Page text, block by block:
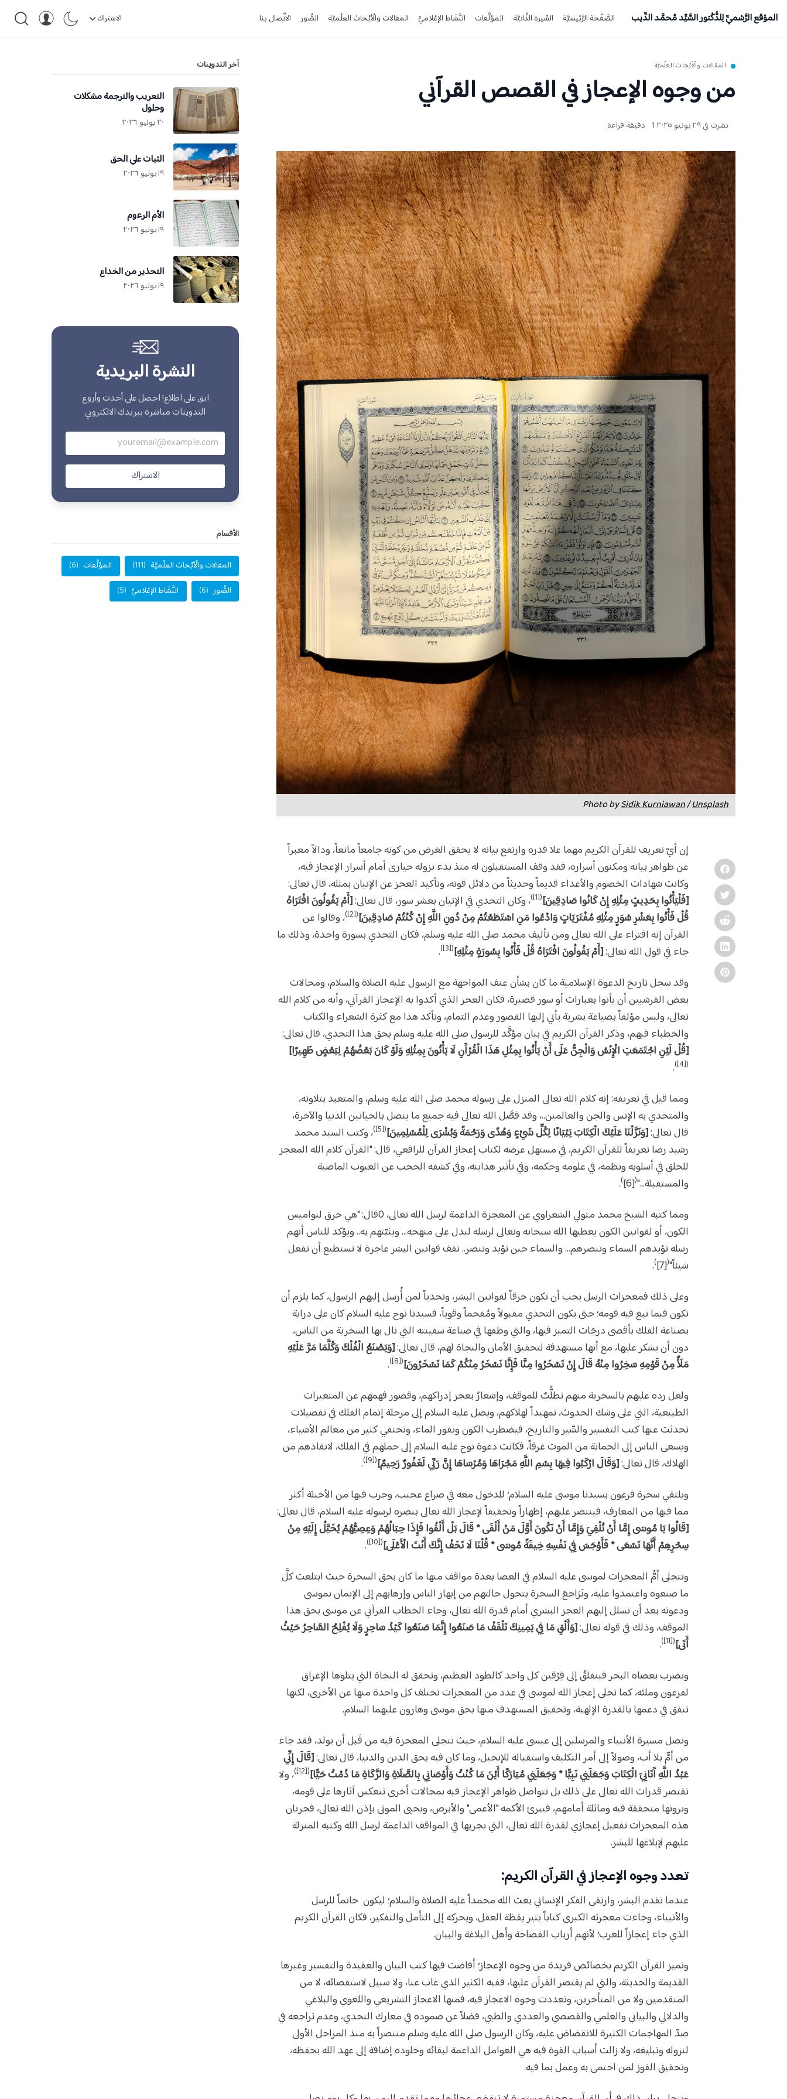
الموْقع الرَّسْميِّ لِلدُّكْتور السَّيِّد مُحمَّد الدِّيب الصَّفْحة الرَّئيسيَّة السِّيرة الذَّاتيَّة المؤلَّفات النَّشَاط الإعْلاميِّ المقالات والْأبْحاث العلْميَّة الصُّور الاتِّصال بنا الاشتراك
المقالات والْأبْحاث العلْميَّة
من وجوه الإعجاز في القصص القرآني
نشرت في ٢٩ يونيو ٢٠٢٥ 1 دقيقة قراءة
Photo bySidik Kurniawan/Unsplash
إن أيّ تعريف للقرآن الكريم مهما علا قدره وارتفع بيانه لا يحقق الغرض من كونه جامعاً مانعاً، ودالاً معبراً
عن ظواهر بيانه ومكنون أسراره، فقد وقف المستقبلون له منذ بدء نزوله حيارى أمام أسرار الإعجاز فيه،
وكانت شهادات الخصوم والأعداء قديماً وحديثاً من دلائل قوته، وتأكيد العجز عن الإتيان بمثله، قال تعالى:
[فَلْيَأْتُوا بِحَدِيثٍ مِثْلِهِ إِنْ كَانُوا صَادِقِينَ]([1]) ، وكان التحدي في الإتيان بعشر سور، قال تعالى:[أَمْ يَقُولُونَ افْتَرَاهُ
قُلْ فَأْتُوا بِعَشْرِ سُوَرٍ مِثْلِهِ مُفْتَرَيَاتٍ وَادْعُوا مَنِ اسْتَطَعْتُمْ مِنْ دُونِ اللَّهِ إِنْ كُنْتُمْ صَادِقِينَ]([2])
، وقالوا عن
القرآن إنه افتراء على الله تعالى ومن تأليف محمد صلى الله عليه وسلم، فكان التحدي بسورة واحدة، وذلك ما
جاء في قول الله تعالى:[أَمْ يَقُولُونَ افْتَرَاهُ قُلْ فَأْتُوا بِسُورَةٍ مِثْلِهِ]([3])
.
وقد سجل تاريخ الدعوة الإسلامية ما كان بشأن عنف المواحهة مع الرسول عليه الصلاة والسلام، ومحالات
بعض القرشيين أن يأتوا بعبارات أو سور قصيرة، فكان العجز الذي أكدوا به الإعجاز القرآني، وأنه من كلام الله
تعالى، وليس مؤلفاً بصياغة بشرية يأتي إليها القصور وعدم التمام، وتأكد هذا مع كثرة الشعراء والكتاب
والخطباء فيهم، وذكر القرآن الكريم في بيان مؤكَّد للرسول صلى الله عليه وسلم بحق هذا التحدي، قال تعالى:
[قُلْ لَئِنِ اجْتَمَعَتِ الْإِنْسُ وَالْجِنُّ عَلَى أَنْ يَأْتُوا بِمِثْلِ هَذَا الْقُرْآَنِ لَا يَأْتُونَ بِمِثْلِهِ وَلَوْ كَانَ بَعْضُهُمْ لِبَعْضٍ ظَهِيرًا]
([4])
.
ومما قيل في تعريفه: إنه كلام الله تعالى المنزل على رسوله محمد صلى الله عليه وسلم، والمتعبد بتلاوته،
والمتحدي به الإنس والجن والعالمين..، وقد فصَّل الله تعالى فيه جميع ما يتصل بالحياتين الدنيا والآخرة،
قال تعالى:[وَنَزَّلْنَا عَلَيْكَ الْكِتَابَ تِبْيَانًا لِكُلِّ شَيْءٍ وَهُدًى وَرَحْمَةً وَبُشْرَى لِلْمُسْلِمِينَ]([5])
، وكتب السيد محمد
رشيد رضا تعريفاً للقرآن الكريم، في مستهل عرضه لكتاب إعجاز القرآن للرافعي، قال: "القرآن كلام الله المعجز
للخلق في أسلوبه ونظمه، في علومه وحكمه، وفي تأثير هدايته، وفي كشفه الحجب عن الغيوب الماضية
والمستقبلة..."(
[6]
)
.
ومما كتبه الشيخ محمد متولي الشعراوي عن المعجزة الداعمة لرسل الله تعالى، 0قال: "هي خرق لنواميس
الكون، أو لقوانين الكون يعطيها الله سبحانه وتعالى لرسله ليدل على منهجه... ويثبّتهم به.. ويؤكد للناس أنهم
رسله تؤيدهم السماء وتنصرهم... والسماء حين تؤيد وتنصر.. تقف قوانين البشر عاجزة لا تستطيع أن تفعل
شيئاً"(
[7]
)
.
وعلى ذلك فمعجزات الرسل يجب أن تكون خرقاً لقوانين البشر، وتحدياً لمن أُرسل إليهم الرسول، كما يلزم أن
تكون فيما نبغ فيه قومه؛ حتى يكون التحدي مقبولاً ومُفحماً وقوياً، فسيدنا نوح عليه السلام كان على دراية
بصناعة الفلك بأقصى درجَات التميز فيها، والتي وظفها في صناعة سفينته التي نال بها السخرية من الناس،
دون أن يشكر عليها، مع أنها مستهدفة لتحقيق الأمان والنجاة لهم، قال تعالى:[وَيَصْنَعُ الْفُلْكَ وَكُلَّمَا مَرَّ عَلَيْهِ
مَلَأٌ مِنْ قَوْمِهِ سَخِرُوا مِنْهُ قَالَ إِنْ تَسْخَرُوا مِنَّا فَإِنَّا نَسْخَرُ مِنْكُمْ كَمَا تَسْخَرُونَ]([8])
.
ولعل رده عليهم بالسخرية منهم تطلُّبٌ للموقف، وإشعارٌ بعجز إدراكهم، وقصور فهمهم عن المتغيرات
الطبيعية، التي على وشك الحدوث، تمهيداً لهلاكهم، ويصل عليه السلام إلى مرحلة إتمام الفلك في تفصيلات
تحدثت عنها كتب التفسير والسِّير والتاريخ، فيضطرب الكون ويفور الماء، وتختفي كثير من معالم الأشياء،
ويسعى الناس إلى الحماية من الموت غرقاً، فكانت دعوة نوح عليه السلام إلى حملهم في الفلك، لانقاذهم من
الهلاك، قال تعالى:[وَقَالَ ارْكَبُوا فِيهَا بِسْمِ اللَّهِ مَجْرَاهَا وَمُرْسَاهَا إِنَّ رَبِّي لَغَفُورٌ رَحِيمٌ]([9])
.
ويلتقي سحرة فرعون بسيدنا موسى عليه السلام؛ للدخول معه في صراع عجيب، وحرب فيها من الأخيلة أكثر
مما فيها من المعارف، فينتصر عليهم، إظهاراً وتحقيقاً لإعجاز الله تعالى بنصره لرسوله عليه السلام، قال تعالى:
[قَالُوا يَا مُوسَى إِمَّا أَنْ تُلْقِيَ وَإِمَّا أَنْ نَكُونَ أَوَّلَ مَنْ أَلْقَى * قَالَ بَلْ أَلْقُوا فَإِذَا حِبَالُهُمْ وَعِصِيُّهُمْ يُخَيَّلُ إِلَيْهِ مِنْ
سِحْرِهِمْ أَنَّهَا تَسْعَى * فَأَوْجَسَ فِي نَفْسِهِ خِيفَةً مُوسَى * قُلْنَا لَا تَخَفْ إِنَّكَ أَنْتَ الْأَعْلَى]([10])
.
وتتجلى أمُّ المعجزات لموسى عليه السلام في العصا بعدة مواقف منها ما كان بحق السحرة حيث ابتلعت كلَّ
ما صنعوه واعتمدوا عليه، وتَرَاجعَ السحرة بتحول حالتهم من إبهار الناس وإرهابهم إلى الإيمان بموسى
ودعوته بعد أن تسلل إليهم العجز البشري أمام قدرة الله تعالى، وجاء الخطاب القرآني عن موسى بحق هذا
الموقف، وذلك في قوله تعالى:[وَأَلْقِ مَا فِي يَمِينِكَ تَلْقَفْ مَا صَنَعُوا إِنَّمَا صَنَعُوا كَيْدُ سَاحِرٍ وَلَا يُفْلِحُ السَّاحِرُ حَيْثُ
أَتَى]([11])
.
ويضرب بعصاه البحر فينفلقُ إلى فِرْقين كل واحد كالطود العظيم، وتحقق له النجاة التي يتلوها الإغراق
لفرعون وملئه، كما تجلى إعجاز الله لموسى في عدد من المعجزات تختلف كل واحدة منها عن الأخرى، لكنها
تتفق في دعمها بالقدرة الإلهية، وتحقيق المستهدف منها بحق موسى وهارون عليهما السلام.
وتصل مسيرة الأنبياء والمرسلين إلى عيسى عليه السلام، حيث تتجلى المعجزة فيه من قَبل أن يولد، فقد جاء
من أمٍّ بلا أب، وصولاً إلى أمر التكليف واستقباله للإنجيل، وما كان فيه بحق الدين والدنيا، قال تعالى:[قَالَ إِنِّي
عَبْدُ اللَّهِ آَتَانِيَ الْكِتَابَ وَجَعَلَنِي نَبِيًّا * وَجَعَلَنِي مُبَارَكًا أَيْنَ مَا كُنْتُ ‎وَأَوْصَانِي بِالصَّلَاةِ وَالزَّكَاةِ مَا دُمْتُ حَيًّا]
([12])
، ولا
تقتصر قدرات الله تعالى على ذلك بل تتواصل ظواهر الإعجاز فيه بمجالات أخرى تنعكس آثارها على قومه،
ويرونها متحققة فيه وماثلة أمامهم، فيبرئ الأكمه "الأعمى" والأبرص، ويحيى الموتى بإذن الله تعالى، فجريان
هذه المعجزات تفعيل إعجازي لقدرة الله تعالى، التي يجريها في المواقف الداعمة لرسل الله وكتبه المنزلة
عليهم لإبلاغها للبشر.
تعدد وجوه الإعجاز في القرآن الكريم:
عندما تقدم البشر، وارتقى الفكر الإنساني بعث الله محمداً عليه الصلاة والسلام؛ ليكون خاتماً للرسل
والأنبياء، وجاءت معجزته الكبرى كتاباً يثير يقظة العقل، ويحركه إلى التأمل والتفكير، فكان القرآن الكريم
الذي جاء إعجازاً للعرب؛ لأنهم أرباب الفصاحة وأهل البلاغة والبيان.
وتميز القرآن الكريم بخصائص فريدة من وجوه الإعجاز؛ أفاضت فيها كتب البيان والعقيدة والتفسير وغيرها
القديمة والحديثة، والتي لم يقتصر القرآن عليها، ففيه الكثير الذي غاب عنا، ولا سبيل لاستقصائه، لا من
المتقدمين ولا من المتأخرين، وتعددت وجوه الاعجاز فيه، فمنها الاعجاز التشريعي واللغوي والبلاغي
والدلالي والبياني والعلمي والقصصي والعددي والطبي، فضلاً عن صموده في معارك التحدي، وعدم تراجعه في
صدّ المهاجمات الكثيرة للانقضاض عليه، وكان الرسول صلى الله عليه وسلم منتصراً به منذ المراحل الأولى
لنزوله وتبليغه، ولا زالت أسباب القوة فيه هي العوامل الداعمة لبقائه وخلوده إضافة إلى عهد الله بحفظه،
وتحقيق الفوز لمن احتمى به وعمل بما فيه.
آخر التدوينات
التعريب والترجمة مشكلات
وحلول
٢٠ يوليو ٢٠٢٦
الثبات علي الحق
١٩ يوليو ٢٠٢٦
الأم الرءوم
١٩ يوليو ٢٠٢٦
التحذير من الخداع
١٩ يوليو ٢٠٢٦
النشرة البريدية
ابق على اطلاع! احصل على أحدث وأروع
التدوينات مباشرة ببريدك الالكتروني
الاشتراك
الأفسام
المقالات والْأبْحاث العلْميَّة (111) المؤلَّفات (6)
الصُّور (6) النَّشَاط الإعْلاميِّ (5)